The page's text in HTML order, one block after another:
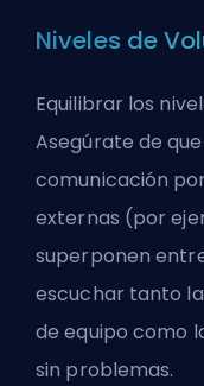
Niveles de
Equilibrar los
Asegúrate de
comunicación
externas (por
superponen
escuchar tanto
de equipo como
sin problemas.